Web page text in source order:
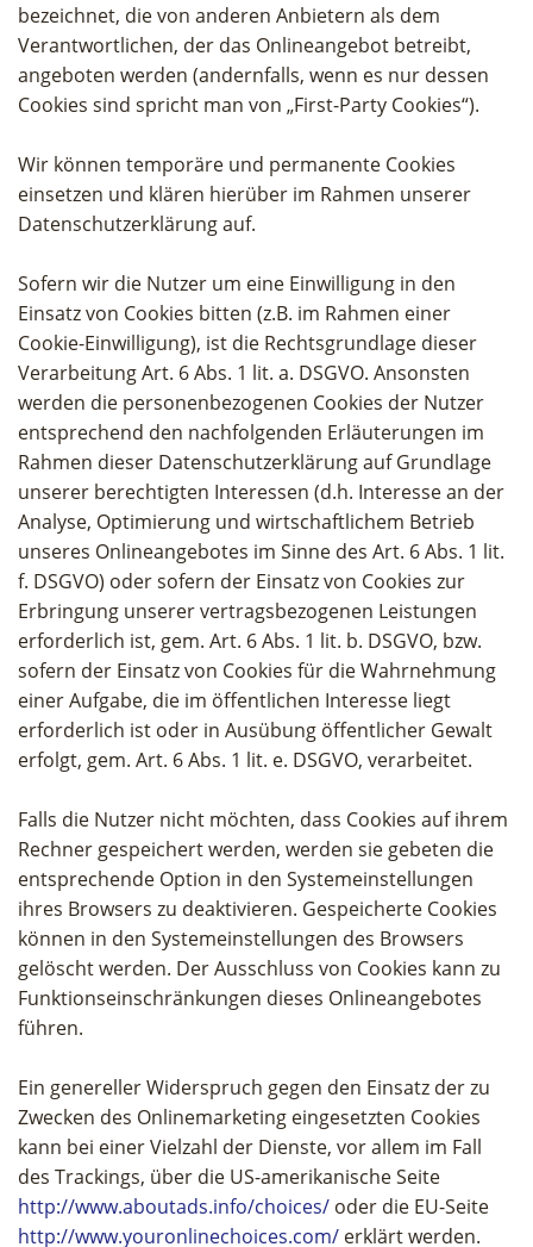
bezeichnet, die von anderen Anbietern als dem
Verantwortlichen, der das Onlineangebot betreibt,
angeboten werden (andernfalls, wenn es nur dessen
Cookies sind spricht man von „First-Party Cookies“).
Wir können temporäre und permanente Cookies
einsetzen und klären hierüber im Rahmen unserer
Datenschutzerklärung auf.
Sofern wir die Nutzer um eine Einwilligung in den
Einsatz von Cookies bitten (z.B. im Rahmen einer
Cookie-Einwilligung), ist die Rechtsgrundlage dieser
Verarbeitung Art. 6 Abs. 1 lit. a. DSGVO. Ansonsten
werden die personenbezogenen Cookies der Nutzer
entsprechend den nachfolgenden Erläuterungen im
Rahmen dieser Datenschutzerklärung auf Grundlage
unserer berechtigten Interessen (d.h. Interesse an der
Analyse, Optimierung und wirtschaftlichem Betrieb
unseres Onlineangebotes im Sinne des Art. 6 Abs. 1 lit.
f. DSGVO) oder sofern der Einsatz von Cookies zur
Erbringung unserer vertragsbezogenen Leistungen
erforderlich ist, gem. Art. 6 Abs. 1 lit. b. DSGVO, bzw.
sofern der Einsatz von Cookies für die Wahrnehmung
einer Aufgabe, die im öffentlichen Interesse liegt
erforderlich ist oder in Ausübung öffentlicher Gewalt
erfolgt, gem. Art. 6 Abs. 1 lit. e. DSGVO, verarbeitet.
Falls die Nutzer nicht möchten, dass Cookies auf ihrem
Rechner gespeichert werden, werden sie gebeten die
entsprechende Option in den Systemeinstellungen
ihres Browsers zu deaktivieren. Gespeicherte Cookies
können in den Systemeinstellungen des Browsers
gelöscht werden. Der Ausschluss von Cookies kann zu
Funktionseinschränkungen dieses Onlineangebotes
führen.
Ein genereller Widerspruch gegen den Einsatz der zu
Zwecken des Onlinemarketing eingesetzten Cookies
kann bei einer Vielzahl der Dienste, vor allem im Fall
des Trackings, über die US-amerikanische Seite
http://www.aboutads.info/choices/ oder die EU-Seite
http://www.youronlinechoices.com/ erklärt werden.